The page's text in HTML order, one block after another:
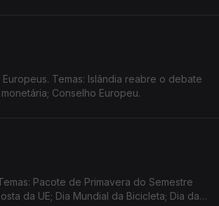
Temas: Islândia reabre o debate
Conselho Europeu.
Pacote de Primavera do Semestre
da UE; Dia Mundial da Bicicleta; Dia da